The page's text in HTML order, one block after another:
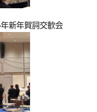
新年賀詞交歓会